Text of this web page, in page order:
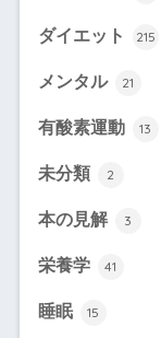
ダイエット 215
メンタル 21
有酸素運動 13
未分類 2
本の見解 3
栄養学 41
睡眠 15